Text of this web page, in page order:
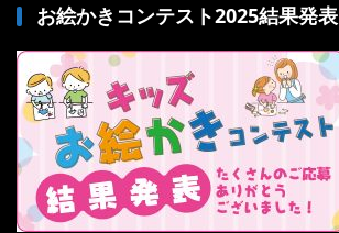
お絵かきコンテスト2025結果発表